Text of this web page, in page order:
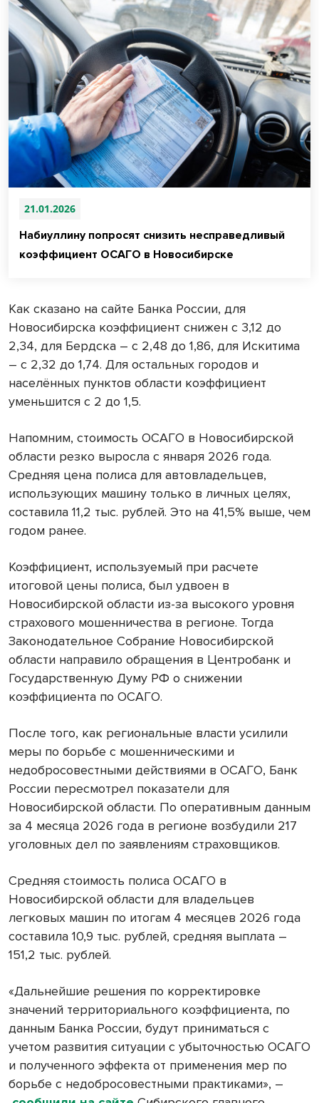
21.01.2026
Набиуллину попросят снизить несправедливый
коэффициент ОСАГО в Новосибирске
Как сказано на сайте Банка России, для
Новосибирска коэффициент снижен с 3,12 до
2,34, для Бердска – с 2,48 до 1,86, для Искитима
– с 2,32 до 1,74. Для остальных городов и
населённых пунктов области коэффициент
уменьшится с 2 до 1,5.
Напомним, стоимость ОСАГО в Новосибирской
области резко выросла с января 2026 года.
Средняя цена полиса для автовладельцев,
использующих машину только в личных целях,
составила 11,2 тыс. рублей. Это на 41,5% выше, чем
годом ранее.
Коэффициент, используемый при расчете
итоговой цены полиса, был удвоен в
Новосибирской области из-за высокого уровня
страхового мошенничества в регионе. Тогда
Законодательное Собрание Новосибирской
области направило обращения в Центробанк и
Государственную Думу РФ о снижении
коэффициента по ОСАГО.
После того, как региональные власти усилили
меры по борьбе с мошенническими и
недобросовестными действиями в ОСАГО, Банк
России пересмотрел показатели для
Новосибирской области. По оперативным данным
за 4 месяца 2026 года в регионе возбудили 217
уголовных дел по заявлениям страховщиков.
Средняя стоимость полиса ОСАГО в
Новосибирской области для владельцев
легковых машин по итогам 4 месяцев 2026 года
составила 10,9 тыс. рублей, средняя выплата –
151,2 тыс. рублей.
«Дальнейшие решения по корректировке
значений территориального коэффициента, по
данным Банка России, будут приниматься с
учетом развития ситуации с убыточностью ОСАГО
и полученного эффекта от применения мер по
борьбе с недобросовестными практиками», –